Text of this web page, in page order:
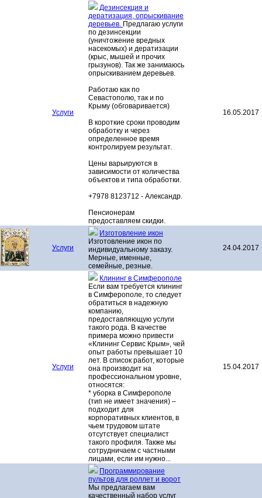
Услуги
Дезинсекция и
дератизация, опрыскивание
деревьев. Предлагаю услуги
по дезинсекции
(уничтожение вредных
насекомых) и дератизации
(крыс, мышей и прочих
грызунов). Так же занимаюсь
опрыскиванием деревьев.
Работаю как по
Севастополю, так и по
Крыму (обговаривается)
В короткие сроки проводим
обработку и через
определенное время
контролируем результат.
Цены варьируются в
зависимости от количества
объектов и типа обработки.
+7978 8123712 - Александр.
Пенсионерам
предоставляем скидки.
16.05.2017
Услуги
Изготовление икон
Изготовление икон по
индивидуальному заказу.
Мерные, именные,
семейные, резные.
24.04.2017
Услуги
Клининг в Симферополе
Если вам требуется клининг
в Симферополе, то следует
обратиться в надежную
компанию,
предоставляющую услуги
такого рода. В качестве
примера можно привести
«Клининг Сервис Крым», чей
опыт работы превышает 10
лет. В список работ, которые
она производит на
профессиональном уровне,
относятся:
* уборка в Симферополе
(тип не имеет значения) –
подходит для
корпоративных клиентов, в
чьем трудовом штате
отсутствует специалист
такого профиля. Также мы
сотрудничаем с частными
лицами, если им нужно...
15.04.2017
Программирование
пультов для роллет и ворот
Мы предлагаем вам
качественный набор услуг